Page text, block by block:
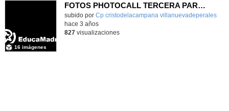
FOTOS PHOTOCALL TERCERA PARTE
subido por Cp cristodelacampana villanuevadeperales
16 imágenes
-
hace 3 años
827visualizaciones